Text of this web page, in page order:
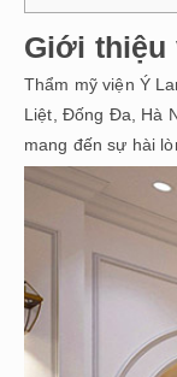
Giới thiệu
Thẩm mỹ viện Ý
Liệt, Đống Đa, Hà
mang đến sự hài